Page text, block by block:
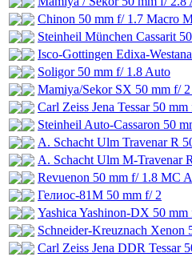
Chinon 50 mm f/ 1.7 Macro
Steinheil München Cassarit
Isco-Gottingen Edixa-
Soligor 50 mm f/ 1.8 Auto
Mamiya/Sekor SX 50 mm f/
Carl Zeiss Jena Tessar 50
Steinheil Auto-Cassaron 50
A. Schacht Ulm Travenar R
A. Schacht Ulm M-Travenar
Revuenon 50 mm f/ 1.8 MC
Гелиос-81М 50 mm f/ 2
Yashica Yashinon-DX 50
Schneider-Kreuznach
Carl Zeiss Jena DDR Tessar